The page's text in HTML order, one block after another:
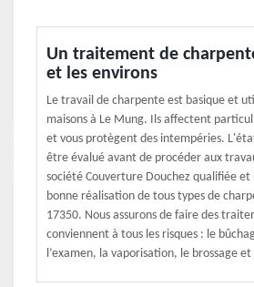
Un traitement de
et les environs
Le travail de charpente est basique et
maisons à Le Mung. Ils affectent
et vous protègent des intempéries.
être évalué avant de procéder aux
société Couverture Douchez qualifiée
bonne réalisation de tous types de
17350. Nous assurons de faire des
conviennent à tous les risques : le
l’examen, la vaporisation, le brossage